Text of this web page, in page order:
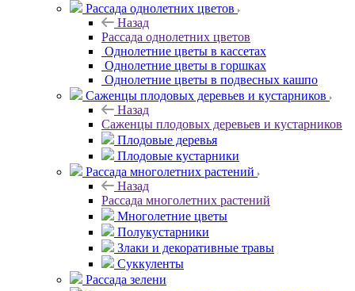
Рассада однолетних цветов
Назад
Рассада однолетних цветов
Однолетние цветы в кассетах
Однолетние цветы в горшках
Однолетние цветы в подвесных кашпо
Саженцы плодовых деревьев и кустарников
Назад
Саженцы плодовых деревьев и кустарников
Плодовые деревья
Плодовые кустарники
Рассада многолетних растений
Назад
Рассада многолетних растений
Многолетние цветы
Полукустарники
Злаки и декоративные травы
Суккуленты
Рассада зелени